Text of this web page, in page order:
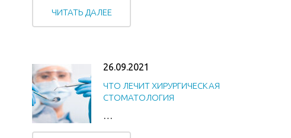
ЧИТАТЬ ДАЛЕЕ
26.09.2021
ЧТО ЛЕЧИТ ХИРУРГИЧЕСКАЯ
СТОМАТОЛОГИЯ
…